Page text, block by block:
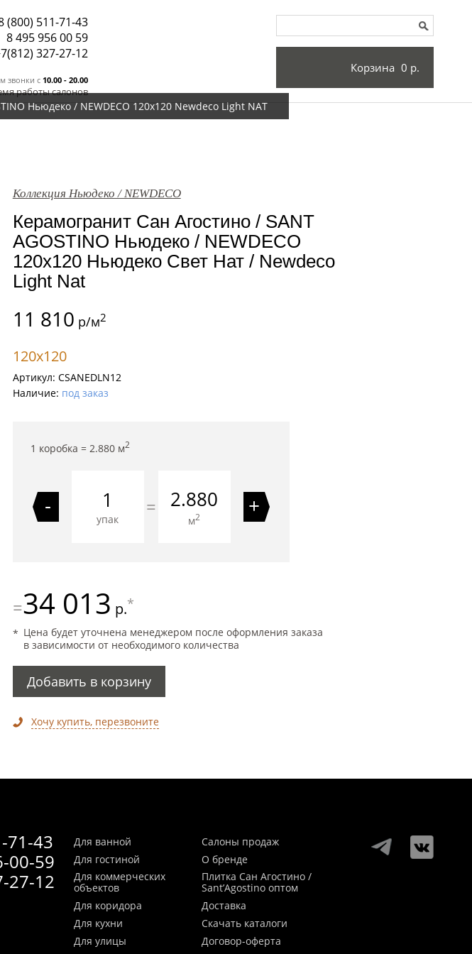
(800) 511-71-43
8 495 956 00 59
звонки c 10.00 - 20.00
работы салонов
327-27-12
Корзина 0 р.
Ньюдеко / NEWDECO 120x120 Newdeco Light NAT
Коллекция Ньюдеко / NEWDECO
Керамогранит Сан Агостино / SANT
AGOSTINO Ньюдеко / NEWDECO
120x120 Ньюдеко Свет Нат / Newdeco
Light Nat
11 810 р/м2
120x120
Артикул: CSANEDLN12
Наличие: под заказ
1 коробка = 2.880м2
-
упак
= 2.880
м2 +
=34 013 р.*
Цена будет уточнена менеджером после оформления заказа
в зависимости от необходимого количества
Добавить в корзину
Хочу купить, перезвоните
71-43
00-59
27-12
Для ванной
Для гостиной
Для коммерческих
объектов
Для коридора
Для кухни
Для улицы
Салоны продаж
О бренде
Плитка Сан Агостино /
Sant’Agostino оптом
Доставка
Скачать каталоги
Договор-оферта